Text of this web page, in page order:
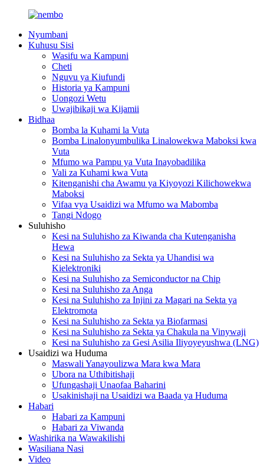
Nyumbani
Kuhusu Sisi
Wasifu wa Kampuni
Cheti
Nguvu ya Kiufundi
Historia ya Kampuni
Uongozi Wetu
Uwajibikaji wa Kijamii
Bidhaa
Bomba la Kuhami la Vuta
Bomba Linalonyumbulika Linalowekwa Maboksi kwa
Vuta
Mfumo wa Pampu ya Vuta Inayobadilika
Vali za Kuhami kwa Vuta
Kitenganishi cha Awamu ya Kiyoyozi Kilichowekwa
Maboksi
Vifaa vya Usaidizi wa Mfumo wa Mabomba
Tangi Ndogo
Suluhisho
Kesi na Suluhisho za Kiwanda cha Kutenganisha
Hewa
Kesi na Suluhisho za Sekta ya Uhandisi wa
Kielektroniki
Kesi na Suluhisho za Semiconductor na Chip
Kesi na Suluhisho za Anga
Kesi na Suluhisho za Injini za Magari na Sekta ya
Elektromota
Kesi na Suluhisho za Sekta ya Biofarmasi
Kesi na Suluhisho za Sekta ya Chakula na Vinywaji
Kesi na Suluhisho za Gesi Asilia Iliyoyeyushwa (LNG)
Usaidizi wa Huduma
Maswali Yanayoulizwa Mara kwa Mara
Ubora na Uthibitishaji
Ufungashaji Unaofaa Baharini
Usakinishaji na Usaidizi wa Baada ya Huduma
Habari
Habari za Kampuni
Habari za Viwanda
Washirika na Wawakilishi
Wasiliana Nasi
Video